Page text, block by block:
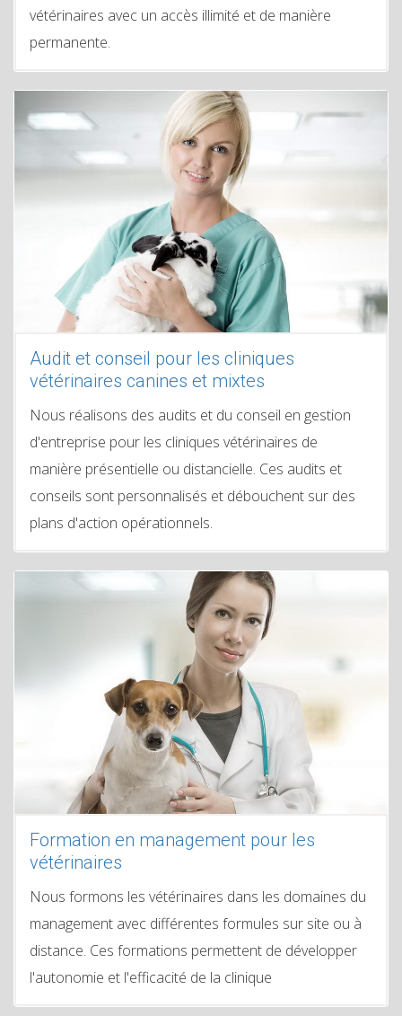
vétérinaires avec un accès illimité et de manière
permanente.
Audit et conseil pour les cliniques
vétérinaires canines et mixtes
Nous réalisons des audits et du conseil en gestion
d'entreprise pour les cliniques vétérinaires de
manière présentielle ou distancielle. Ces audits et
conseils sont personnalisés et débouchent sur des
plans d'action opérationnels.
Formation en management pour les
vétérinaires
Nous formons les vétérinaires dans les domaines du
management avec différentes formules sur site ou à
distance. Ces formations permettent de développer
l'autonomie et l'efficacité de la clinique